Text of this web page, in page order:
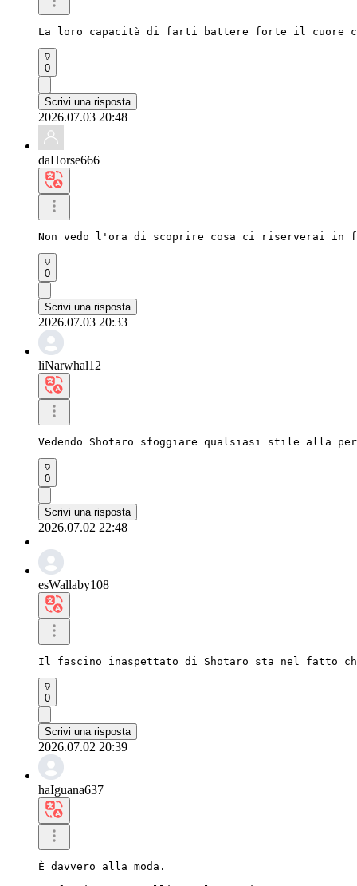
La loro capacità di farti battere forte il cuore
0
Scrivi una risposta
2026.07.03 20:48
daHorse666
Non vedo l'ora di scoprire cosa ci riserverai in
0
Scrivi una risposta
2026.07.03 20:33
liNarwhal12
Vedendo Shotaro sfoggiare qualsiasi stile alla
0
Scrivi una risposta
2026.07.02 22:48
esWallaby108
Il fascino inaspettato di Shotaro sta nel fatto
0
Scrivi una risposta
2026.07.02 20:39
haIguana637
È davvero alla moda.